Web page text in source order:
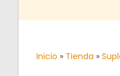
Inicio » Tienda »